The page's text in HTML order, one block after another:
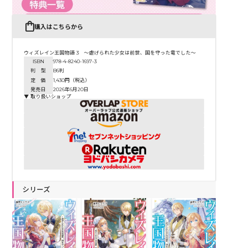
購入はこちらから
ウィズレイン王国物語 3 ～虐げられた少女は前世、国を守った竜でした～
ISBN
978-4-8240-1697-3
判 型
B6判
定 価
1,430円（税込）
発売日
2026年6月20日
▼ 取り扱いショップ
シリーズ